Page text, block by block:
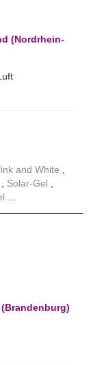
(Nordrhein-
and White
Solar-Gel